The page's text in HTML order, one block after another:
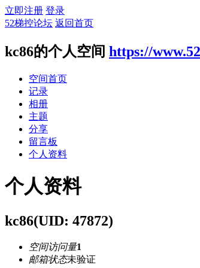
立即注册 登录
52梯控论坛 返回首页
kc86的个人空间 https://
空间首页
记录
相册
主题
分享
留言板
个人资料
个人资料
kc86(UID: 47872)
空间访问量1
邮箱状态未验证